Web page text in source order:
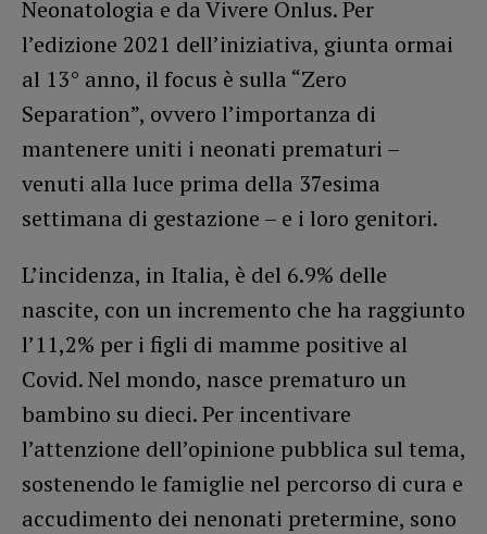
Neonatologia e da Vivere Onlus. Per
l’edizione 2021 dell’iniziativa, giunta ormai
al 13° anno, il focus è sulla “Zero
Separation”, ovvero l’importanza di
mantenere uniti i neonati prematuri –
venuti alla luce prima della 37esima
settimana di gestazione – e i loro genitori.
L’incidenza, in Italia, è del 6.9% delle
nascite, con un incremento che ha raggiunto
l’11,2% per i figli di mamme positive al
Covid. Nel mondo, nasce prematuro un
bambino su dieci. Per incentivare
l’attenzione dell’opinione pubblica sul tema,
sostenendo le famiglie nel percorso di cura e
accudimento dei nenonati pretermine, sono